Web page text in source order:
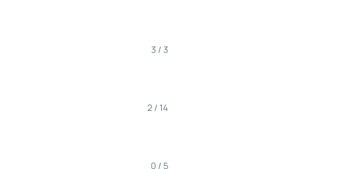
3 / 3
2 / 14
0 / 5